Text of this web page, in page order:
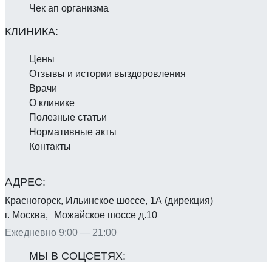
Красногорск, Ильинское шоссе, 1А (дирекция)
г. Москва, Можайское шоссе д.10
Ежедневно 9:00 — 21:00
Чек ап организма
Цены
Отзывы и истории выздоровления
Врачи
О клинике
Полезные статьи
Нормативные акты
Контакты